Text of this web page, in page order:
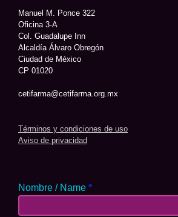
Manuel M. Ponce 322
Oficina 3-A
Col. Guadalupe Inn
Alcaldía Álvaro Obregón
Ciudad de México
CP 01020
cetifarma@cetifarma.org.mx
Términos y condiciones de uso
Aviso de privacidad
Nombre / Name *